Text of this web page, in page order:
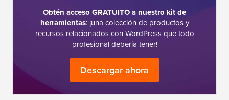
Obtén acceso GRATUITO a nuestro kit de
herramientas: ¡una colección de productos y
recursos relacionados con WordPress que todo
profesional debería tener!
Descargar ahora